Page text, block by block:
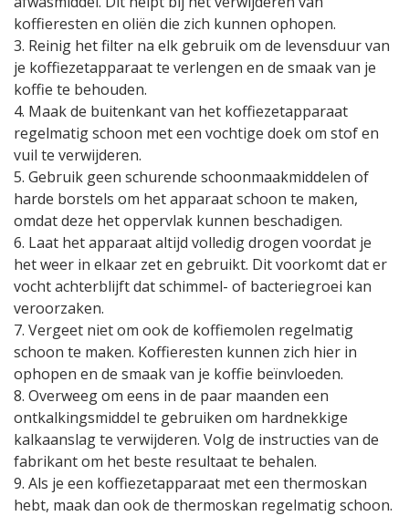
koffieresten en oliën die zich kunnen ophopen.
3. Reinig het filter na elk gebruik om de levensduur van
je koffiezetapparaat te verlengen en de smaak van je
koffie te behouden.
4. Maak de buitenkant van het koffiezetapparaat
regelmatig schoon met een vochtige doek om stof en
vuil te verwijderen.
5. Gebruik geen schurende schoonmaakmiddelen of
harde borstels om het apparaat schoon te maken,
omdat deze het oppervlak kunnen beschadigen.
6. Laat het apparaat altijd volledig drogen voordat je
het weer in elkaar zet en gebruikt. Dit voorkomt dat er
vocht achterblijft dat schimmel- of bacteriegroei kan
veroorzaken.
7. Vergeet niet om ook de koffiemolen regelmatig
schoon te maken. Koffieresten kunnen zich hier in
ophopen en de smaak van je koffie beïnvloeden.
8. Overweeg om eens in de paar maanden een
ontkalkingsmiddel te gebruiken om hardnekkige
kalkaanslag te verwijderen. Volg de instructies van de
fabrikant om het beste resultaat te behalen.
9. Als je een koffiezetapparaat met een thermoskan
hebt, maak dan ook de thermoskan regelmatig schoon.